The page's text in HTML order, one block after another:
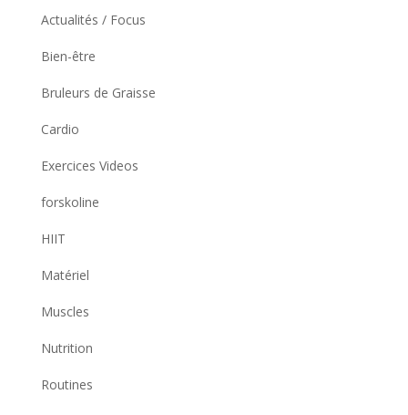
Actualités / Focus
Bien-être
Bruleurs de Graisse
Cardio
Exercices Videos
forskoline
HIIT
Matériel
Muscles
Nutrition
Routines